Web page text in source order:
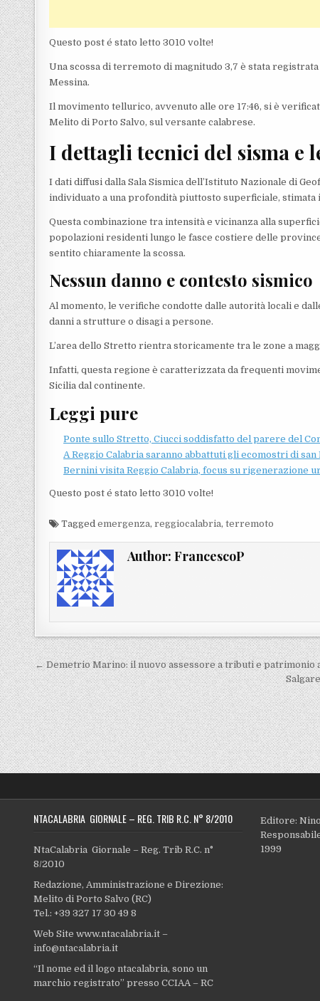
Questo post é stato letto 3010 volte!
Una scossa di terremoto di magnitudo 3,7 è stata
Messina.
Il movimento tellurico, avvenuto alle ore 17:46, si è
Melito di Porto Salvo, sul versante calabrese.
I dettagli tecnici del sisma e
I dati diffusi dalla Sala Sismica dell’Istituto Nazionale di
individuato a una profondità piuttosto superficiale, stimata
Questa combinazione tra intensità e vicinanza alla
popolazioni residenti lungo le fasce costiere delle
sentito chiaramente la scossa.
Nessun danno e contesto sismico
Al momento, le verifiche condotte dalle autorità locali e
danni a strutture o disagi a persone.
L’area dello Stretto rientra storicamente tra le zone a
Infatti, questa regione è caratterizzata da frequenti
Sicilia dal continente.
Leggi pure
Ponte sullo Stretto, Ciucci soddisfatto del parere del
A Reggio Calabria saranno abbattuti gli ecomostri di san
Bernini visita Reggio Calabria, focus su rigenerazione
Questo post é stato letto 3010 volte!
Taggedemergenza,reggiocalabria,terremoto
Author:FrancescoP
Navigazione articoli
← Demetrio Marino: il nuovo assessore a tributi e patrimonio
NTACALABRIA GIORNALE – REG. TRIB R.C. N° 8/2010
NtaCalabria Giornale – Reg. Trib R.C. n°
8/2010
Redazione, Amministrazione e Direzione:
Melito di Porto Salvo (RC)
Tel.: +39 327 17 30 49 8
Web Site www.ntacalabria.it –
info@ntacalabria.it
“Il nome ed il logo ntacalabria, sono un
marchio registrato” presso CCIAA – RC
Editore:
1999